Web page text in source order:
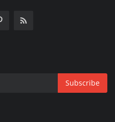
Subscribe